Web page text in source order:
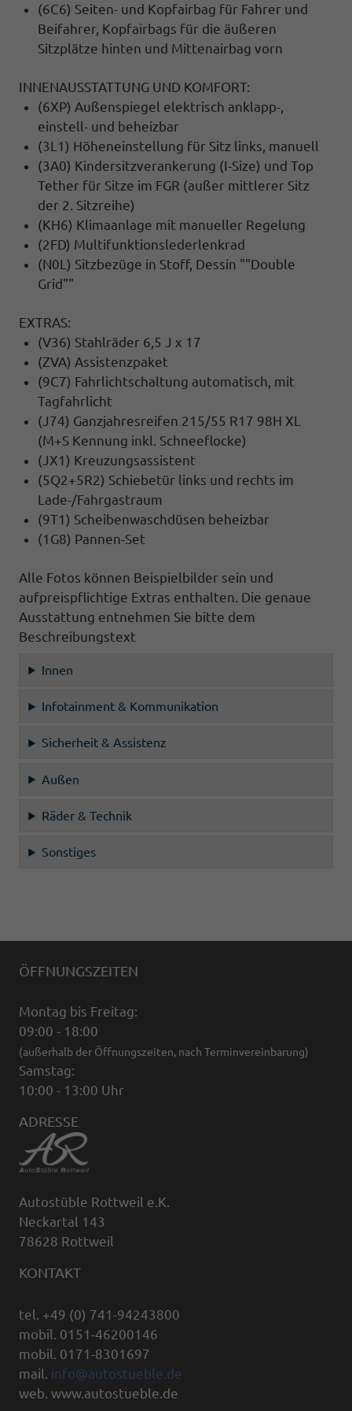
(6C6) Seiten- und Kopfairbag für Fahrer und
Beifahrer, Kopfairbags für die äußeren
Sitzplätze hinten und Mittenairbag vorn
INNENAUSSTATTUNG UND KOMFORT:
(6XP) Außenspiegel elektrisch anklapp-,
einstell- und beheizbar
(3L1) Höheneinstellung für Sitz links, manuell
(3A0) Kindersitzverankerung (I-Size) und Top
Tether für Sitze im FGR (außer mittlerer Sitz
der 2. Sitzreihe)
(KH6) Klimaanlage mit manueller Regelung
(2FD) Multifunktionslederlenkrad
(N0L) Sitzbezüge in Stoff, Dessin ""Double
Grid""
EXTRAS:
(V36) Stahlräder 6,5 J x 17
(ZVA) Assistenzpaket
(9C7) Fahrlichtschaltung automatisch, mit
Tagfahrlicht
(J74) Ganzjahresreifen 215/55 R17 98H XL
(M+S Kennung inkl. Schneeflocke)
(JX1) Kreuzungsassistent
(5Q2+5R2) Schiebetür links und rechts im
Lade-/Fahrgastraum
(9T1) Scheibenwaschdüsen beheizbar
(1G8) Pannen-Set
Alle Fotos können Beispielbilder sein und
aufpreispflichtige Extras enthalten. Die genaue
Ausstattung entnehmen Sie bitte dem
Beschreibungstext
Innen
Infotainment & Kommunikation
Sicherheit & Assistenz
Außen
Räder & Technik
Sonstiges
ÖFFNUNGSZEITEN
Montag bis Freitag:
09:00 - 18:00
(außerhalb der Öffnungszeiten, nach Terminvereinbarung)
Samstag:
10:00 - 13:00 Uhr
ADRESSE
Autostüble Rottweil e.K.
Neckartal 143
78628 Rottweil
KONTAKT
tel. +49 (0) 741-94243800
mobil. 0151-46200146
mobil. 0171-8301697
mail. info@autostueble.de
web. www.autostueble.de